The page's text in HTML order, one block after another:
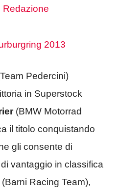
Redazione
Pedercini)
in Superstock
(BMW Motorrad
il titolo conquistando
gli consente di
vantaggio in classifica
(Barni Racing Team),